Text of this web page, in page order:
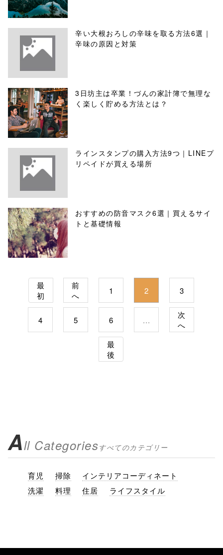
辛い大根おろしの辛味を取る方法6選｜
辛味の原因と対策
3日坊主は卒業！づんの家計簿で無理な
く楽しく貯める方法とは？
ラインスタンプの購入方法9つ｜LINEプ
リペイドが買える場所
おすすめの防音マスク6選｜買えるサイ
トと基礎情報
最
初
前
へ
1 2 3
4 5 6 ...
次
へ
最
後
All Categoriesすべてのカテゴリー
育児 掃除
インテリアコーディネート
洗濯
料理 住居 ライフスタイル